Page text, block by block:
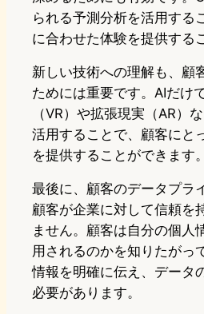
られる予測分析を活用する
に合わせた体験を提供する
新しい技術への理解も、顧
ためには重要です。AIだけ
（VR）や拡張現実（AR）
活用することで、顧客にと
を提供することができます。
最後に、顧客のデータプラ
顧客が企業に対して信頼を
ません。顧客は自分の個人
用されるのかを知りたがっ
情報を明確に伝え、データ
必要があります。